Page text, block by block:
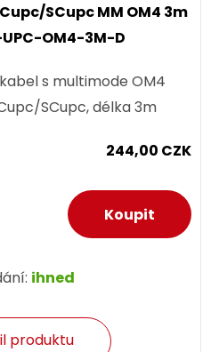
SCupc MM OM4 3m
OM4-3M-D
s multimode OM4
SCupc, délka 3m
244,00 CZK
ihned
produktu